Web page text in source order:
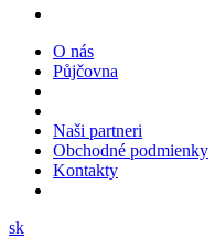
O nás
Půjčovna
Naši partneri
Obchodné podmienky
Kontakty
sk